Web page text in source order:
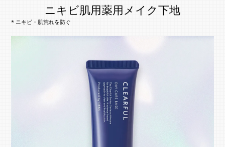
ニキビ肌用薬用メイク下地
* ニキビ・肌荒れを防ぐ